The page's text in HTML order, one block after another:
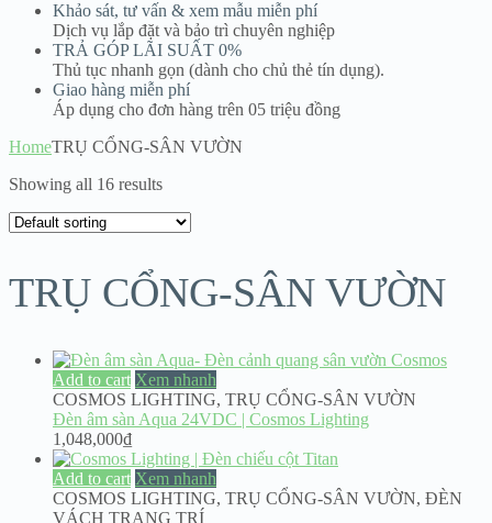
Khảo sát, tư vấn & xem mẫu miễn phí
Dịch vụ lắp đặt và bảo trì chuyên nghiệp
TRẢ GÓP LÃI SUẤT 0%
Thủ tục nhanh gọn (dành cho chủ thẻ tín dụng).
Giao hàng miễn phí
Áp dụng cho đơn hàng trên 05 triệu đồng
HomeTRỤ CỔNG-SÂN VƯỜN
Showing all 16 results
TRỤ CỔNG-SÂN VƯỜN
Add to cart Xem nhanh
COSMOS LIGHTING, TRỤ CỔNG-SÂN VƯỜN
Đèn âm sàn Aqua 24VDC | Cosmos Lighting
1,048,000₫
Add to cart Xem nhanh
COSMOS LIGHTING, TRỤ CỔNG-SÂN VƯỜN, ĐÈN
VÁCH TRANG TRÍ